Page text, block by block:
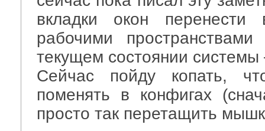
вкладки окон
рабочими
текущем состоянии
Сейчас пойду копать,
поменять в конфигах
просто так перетащить